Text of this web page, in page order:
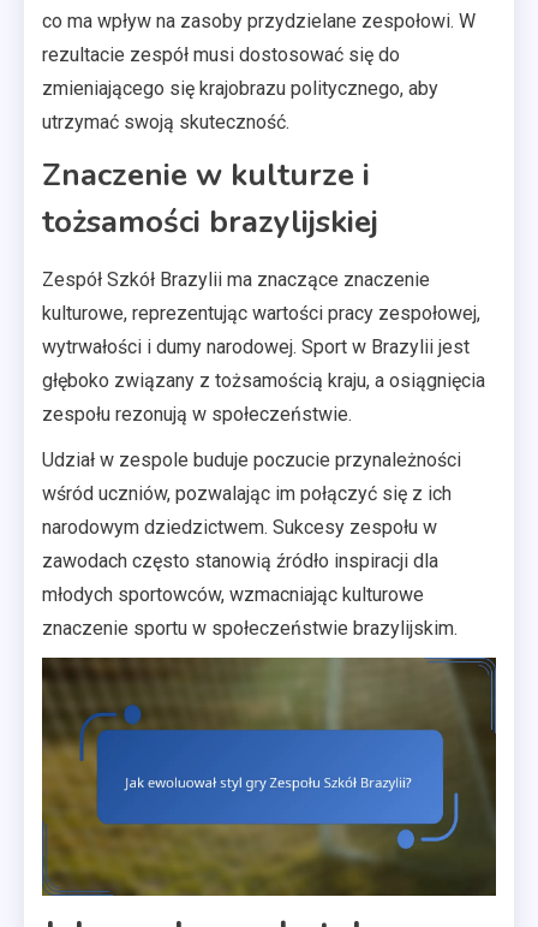
co ma wpływ na zasoby przydzielane zespołowi. W
rezultacie zespół musi dostosować się do
zmieniającego się krajobrazu politycznego, aby
utrzymać swoją skuteczność.
Znaczenie w kulturze i
tożsamości brazylijskiej
Zespół Szkół Brazylii ma znaczące znaczenie
kulturowe, reprezentując wartości pracy zespołowej,
wytrwałości i dumy narodowej. Sport w Brazylii jest
głęboko związany z tożsamością kraju, a osiągnięcia
zespołu rezonują w społeczeństwie.
Udział w zespole buduje poczucie przynależności
wśród uczniów, pozwalając im połączyć się z ich
narodowym dziedzictwem. Sukcesy zespołu w
zawodach często stanowią źródło inspiracji dla
młodych sportowców, wzmacniając kulturowe
znaczenie sportu w społeczeństwie brazylijskim.